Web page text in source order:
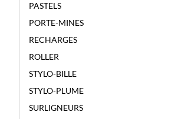
PASTELS
PORTE-MINES
RECHARGES
ROLLER
STYLO-BILLE
STYLO-PLUME
SURLIGNEURS
UNI-BALL 12 ROLLER GEL SIGNO
COLORS – COULEURS FRUITS